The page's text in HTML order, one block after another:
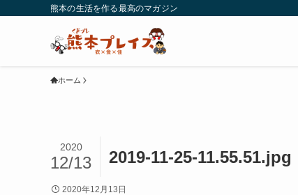
熊本の生活を作る最高のマガジン
ホーム
2019-11-25-11.55.51.jpg
2020
12/13
2020年12月13日